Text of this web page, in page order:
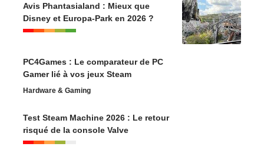
Avis Phantasialand : Mieux que
Disney et Europa-Park en 2026 ?
PC4Games : Le comparateur de PC
Gamer lié à vos jeux Steam
Hardware & Gaming
Test Steam Machine 2026 : Le retour
risqué de la console Valve